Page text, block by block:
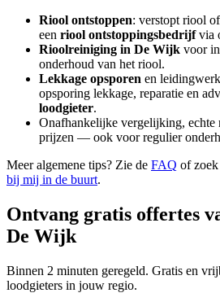
Riool ontstoppen: verstopt riool
een riool ontstoppingsbedrijfvia
Rioolreiniging in De Wijk voor
onderhoud van het riool.
Lekkage opsporen en
opsporing lekkage, reparatie en
loodgieter.
Onafhankelijke vergelijking, echte
prijzen — ook voor regulier
Meer algemene tips? Zie de FAQ of
bij mij in de buurt.
Ontvang gratis offertes
De Wijk
Binnen 2 minuten geregeld. Gratis en
loodgieters in jouw regio.